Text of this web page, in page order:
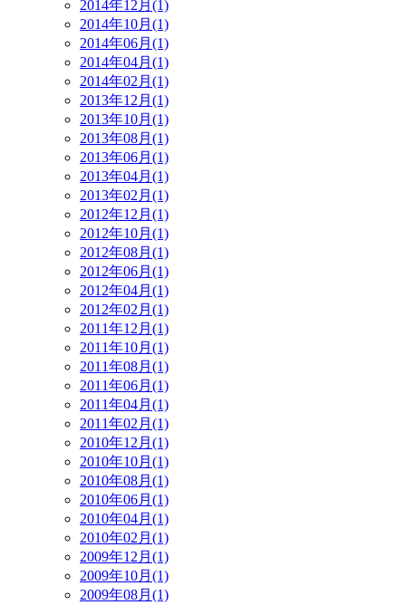
2014年12月(1)
2014年10月(1)
2014年06月(1)
2014年04月(1)
2014年02月(1)
2013年12月(1)
2013年10月(1)
2013年08月(1)
2013年06月(1)
2013年04月(1)
2013年02月(1)
2012年12月(1)
2012年10月(1)
2012年08月(1)
2012年06月(1)
2012年04月(1)
2012年02月(1)
2011年12月(1)
2011年10月(1)
2011年08月(1)
2011年06月(1)
2011年04月(1)
2011年02月(1)
2010年12月(1)
2010年10月(1)
2010年08月(1)
2010年06月(1)
2010年04月(1)
2010年02月(1)
2009年12月(1)
2009年10月(1)
2009年08月(1)